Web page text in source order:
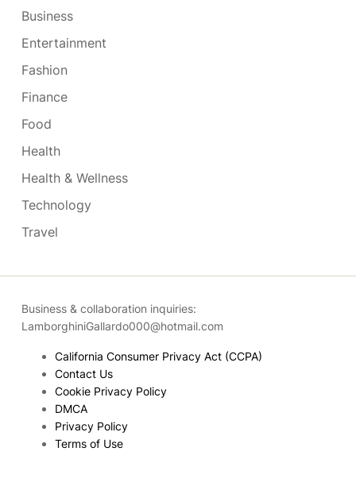
Business
Entertainment
Fashion
Finance
Food
Health
Health & Wellness
Technology
Travel
Business & collaboration inquiries:
LamborghiniGallardo000@hotmail.com
California Consumer Privacy Act (CCPA)
Contact Us
Cookie Privacy Policy
DMCA
Privacy Policy
Terms of Use